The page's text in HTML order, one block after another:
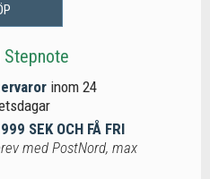
Stepnote
inom 24
SEK OCH FÅ FRI
med PostNord, max